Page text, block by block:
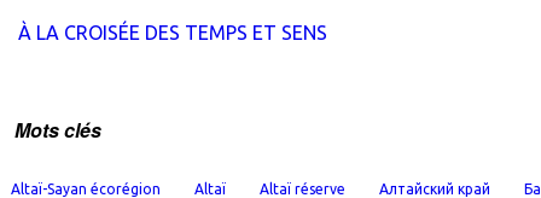
À LA CROISÉE DES TEMPS ET SENS
Mots clés
Altaï-Sayan écorégion Altaï Altaï réserve Алтайский край